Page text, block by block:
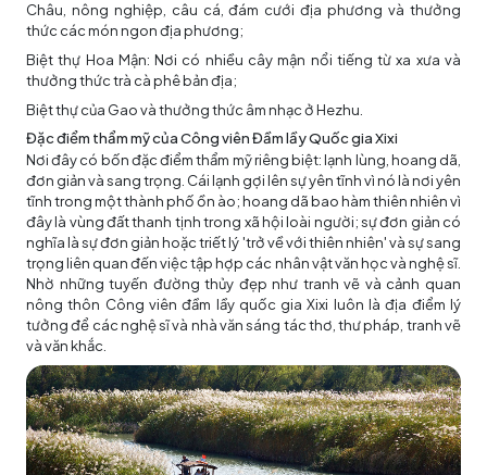
Châu, nông nghiệp, câu cá, đám cưới địa phương và thưởng
thức các món ngon địa phương;
Biệt thự Hoa Mận: Nơi có nhiều cây mận nổi tiếng từ xa xưa và
thưởng thức trà cà phê bản địa;
Biệt thự của Gao và thưởng thức âm nhạc ở Hezhu.
Đặc điểm thẩm mỹ của Công viên Đầm lầy Quốc gia Xixi
Nơi đây có bốn đặc điểm thẩm mỹ riêng biệt: lạnh lùng, hoang dã,
đơn giản và sang trọng. Cái lạnh gợi lên sự yên tĩnh vì nó là nơi yên
tĩnh trong một thành phố ồn ào; hoang dã bao hàm thiên nhiên vì
đây là vùng đất thanh tịnh trong xã hội loài người; sự đơn giản có
nghĩa là sự đơn giản hoặc triết lý 'trở về với thiên nhiên' và sự sang
trọng liên quan đến việc tập hợp các nhân vật văn học và nghệ sĩ.
Nhờ những tuyến đường thủy đẹp như tranh vẽ và cảnh quan
nông thôn Công viên đầm lầy quốc gia Xixi luôn là địa điểm lý
tưởng để các nghệ sĩ và nhà văn sáng tác thơ, thư pháp, tranh vẽ
và văn khắc.